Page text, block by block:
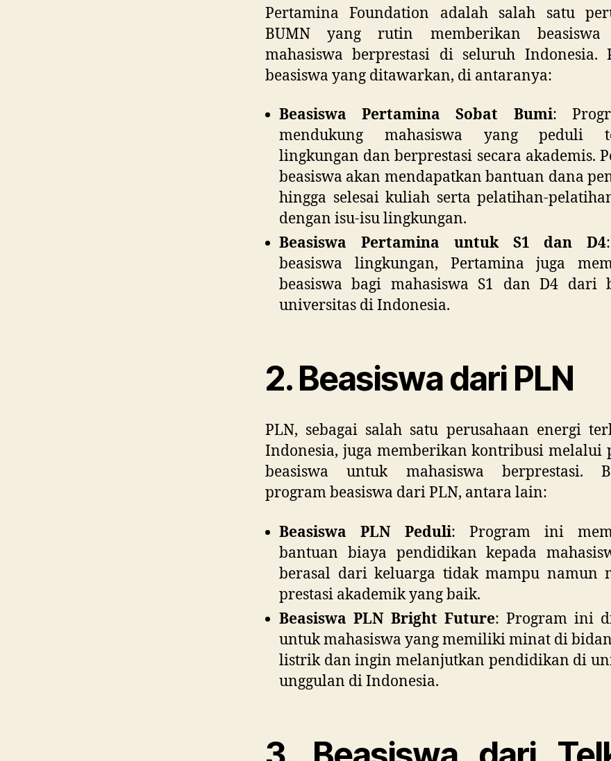
Pertamina Foundation adalah salah satu
BUMN yang rutin memberikan beasiswa
mahasiswa berprestasi di seluruh Indonesia.
beasiswa yang ditawarkan, di antaranya:
Beasiswa Pertamina Sobat Bumi:
mendukung mahasiswa yang peduli
lingkungan dan berprestasi secara akademis.
beasiswa akan mendapatkan bantuan dana
hingga selesai kuliah serta pelatihan-
dengan isu-isu lingkungan.
Beasiswa Pertamina untuk S1 dan D4
beasiswa lingkungan, Pertamina juga
beasiswa bagi mahasiswa S1 dan D4 dari
universitas di Indonesia.
2. Beasiswa dari PLN
PLN, sebagai salah satu perusahaan energi
Indonesia, juga memberikan kontribusi melalui
beasiswa untuk mahasiswa berprestasi.
program beasiswa dari PLN, antara lain:
Beasiswa PLN Peduli: Program ini
bantuan biaya pendidikan kepada
berasal dari keluarga tidak mampu namun
prestasi akademik yang baik.
Beasiswa PLN Bright Future: Program ini
untuk mahasiswa yang memiliki minat di
listrik dan ingin melanjutkan pendidikan di
unggulan di Indonesia.